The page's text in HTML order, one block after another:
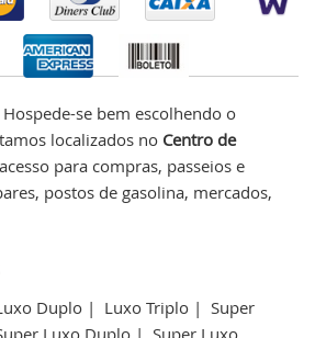
Hospede-se bem escolhendo o
localizados no Centro de
para compras, passeios e
postos de gasolina, mercados,
Duplo | Luxo Triplo | Super
Luxo Duplo | Super Luxo